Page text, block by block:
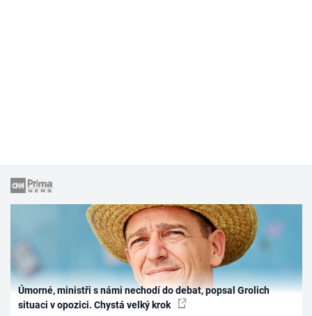
Úmorné, ministři s námi nechodí do debat, popsal Grolich
situaci v opozici. Chystá velký krok